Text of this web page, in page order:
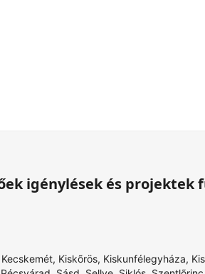
igénylések és
Kecskemét, Kiskõrös, Kiskunfélegyháza,